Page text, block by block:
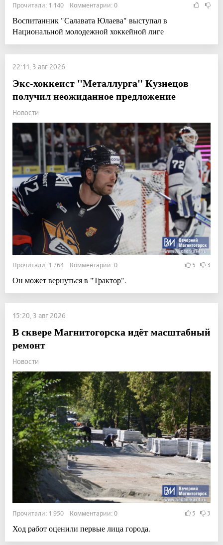
Прочитали: 1 140 Комментарии: 0
Воспитанник "Салавата Юлаева" выступал в
Национальной молодежной хоккейной лиге
22:11, 3 авг 2026
Экс-хоккеист "Металлурга" Кузнецов
получил неожиданное предложение
Новости
Прочитали: 1 764 Комментарии: 0 5 3
Он может вернуться в "Трактор".
15:20, 3 авг 2026
В сквере Магнитогорска идёт масштабный
ремонт
Новости
Прочитали: 1 950 Комментарии: 0 5 3
Ход работ оценили первые лица города.